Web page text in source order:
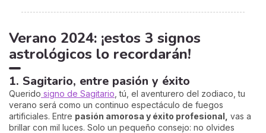
Verano 2024: ¡estos 3 signos
astrológicos lo recordarán!
1. Sagitario, entre pasión y éxito
Querido signo de Sagitario , tú, el aventurero del zodiaco, tu
verano será como un continuo espectáculo de fuegos
artificiales. Entre pasión amorosa y éxito profesional, vas a
brillar con mil luces. Solo un pequeño consejo: no olvides